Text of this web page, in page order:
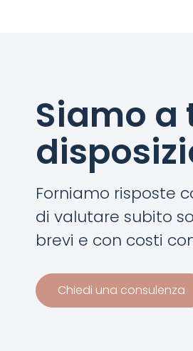
Siamo a
Forniamo risposte
di valutare subito
brevi e con costi
Chiedi una consulenza